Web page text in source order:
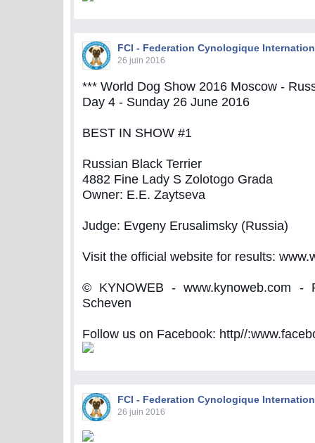
FCI - Federation Cynologique
26 juin 2016
*** World Dog Show 2016 Moscow -
Day 4 - Sunday 26 June 2016
BEST IN SHOW #1
Russian Black Terrier
4882 Fine Lady S Zolotogo Grada
Owner: E.E. Zaytseva
Judge: Evgeny Erusalimsky (Russia)
Visit the official website for results:
© KYNOWEB - www.kynoweb.com -
Scheven
Follow us on Facebook: http//
FCI - Federation Cynologique
26 juin 2016